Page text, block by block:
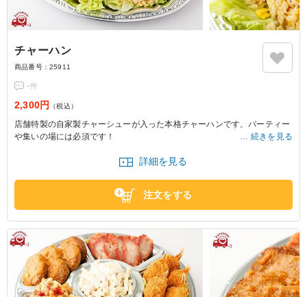
チャーハン
商品番号： 25911
-件
2,300円 （税込）
店舗特製の自家製チャーシューが入った本格チャーハンです。パーティー
や集いの場には必須です！
※写真は5人前の盛りつけです。
続きを見る
詳細を見る
注文をする